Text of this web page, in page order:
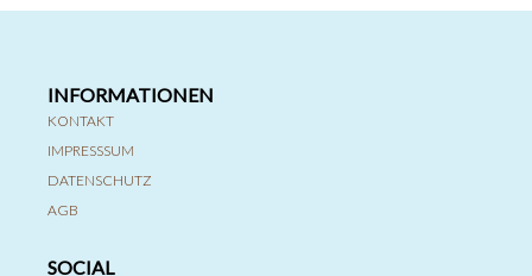
INFORMATIONEN
KONTAKT
IMPRESSSUM
DATENSCHUTZ
AGB
SOCIAL